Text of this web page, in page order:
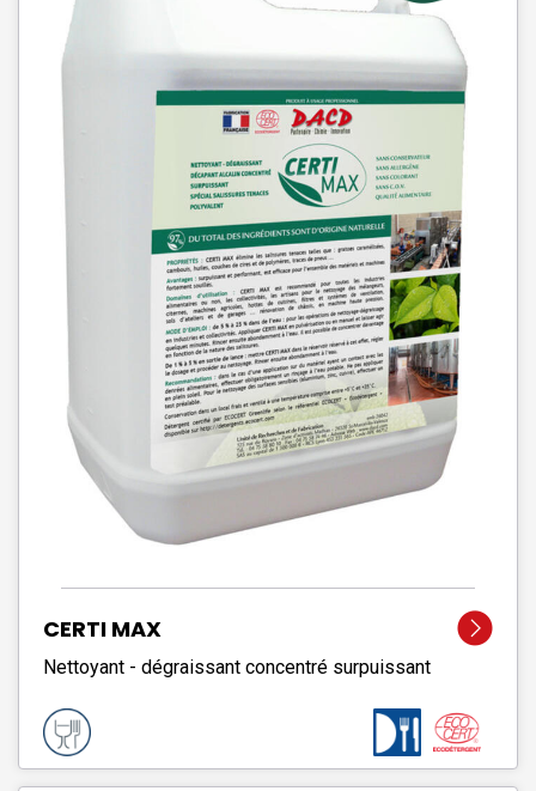
CERTI MAX
Nettoyant - dégraissant concentré surpuissant